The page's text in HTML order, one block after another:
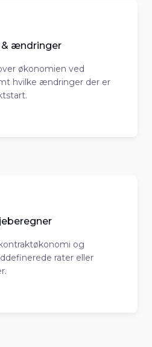
ændringer
økonomien ved
hvilke ændringer der er
og
rater eller